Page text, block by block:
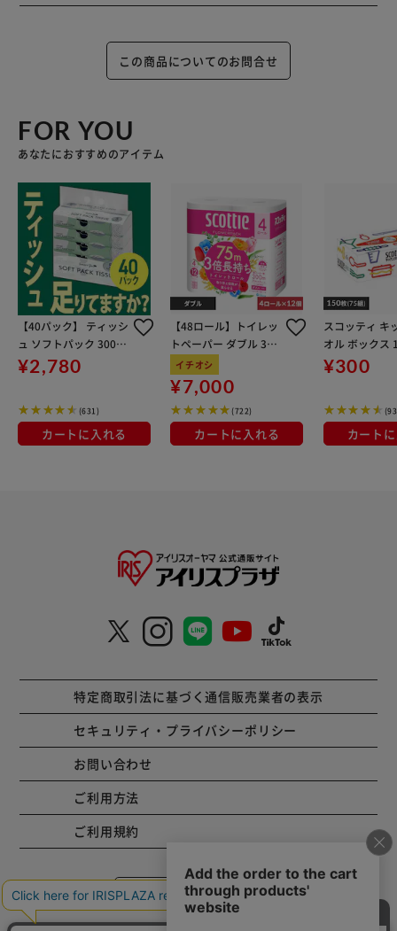
この商品についてのお問合せ
FOR YOU
あなたにおすすめのアイテム
【40パック】 ティッシ
ュ ソフトパック 300枚
(150組) 5パック×8個
¥2,780
(631)
カートに入れる
【48ロール】トイレッ
トペーパー ダブル 3倍
巻 4ロール×12 スコッ
ティ
イチオシ
¥7,000
(722)
カートに入れる
スコッティ キ
オル ボックス
り
¥300
カート
特定商取引法に基づく通信販売業者の表示
セキュリティ・プライバシーポリシー
お問い合わせ
ご利用方法
ご利用規約
コーポレートサイト